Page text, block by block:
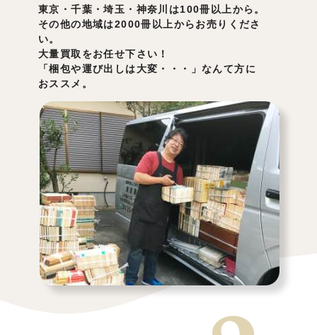
東京・千葉・埼玉・神奈川は100冊以上から。
その他の地域は2000冊以上からお売りくださ
い。
大量買取をお任せ下さい！
「梱包や運び出しは大変・・・」なんて方に
おススメ。